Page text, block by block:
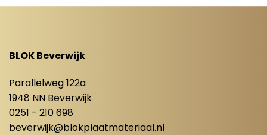
BLOK Beverwijk
Parallelweg 122a
1948 NN Beverwijk
0251 - 210 698
beverwijk@blokplaatmateriaal.nl